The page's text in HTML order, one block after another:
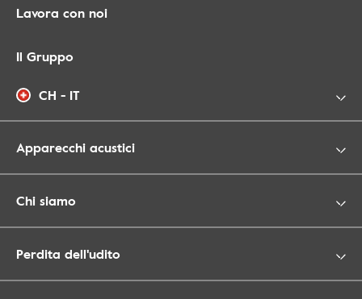
Lavora con noi
Il Gruppo
CH - IT
Apparecchi acustici
Chi siamo
Perdita dell'udito